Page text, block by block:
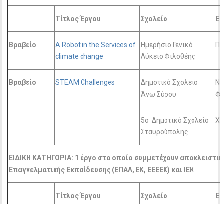
Τίτλος Έργου Σχολείο
Βραβείο
A Robot in the Services of
climate change
Ημερήσιο Γενικό
Λύκειο Φιλοθέης
Βραβείο STEAM Challenges
Δημοτικό Σχολείο
Άνω Σύρου
5o Δημοτικό Σχολείο
Σταυρούπολης
ΕΙΔΙΚΗ ΚΑΤΗΓΟΡΙΑ: 1 έργο στο οποίο συμμετέχουν
Επαγγελματικής Εκπαίδευσης (ΕΠΑΛ, ΕΚ, ΕΕΕΕΚ) και ΙΕΚ
Τίτλος Έργου Σχολείο